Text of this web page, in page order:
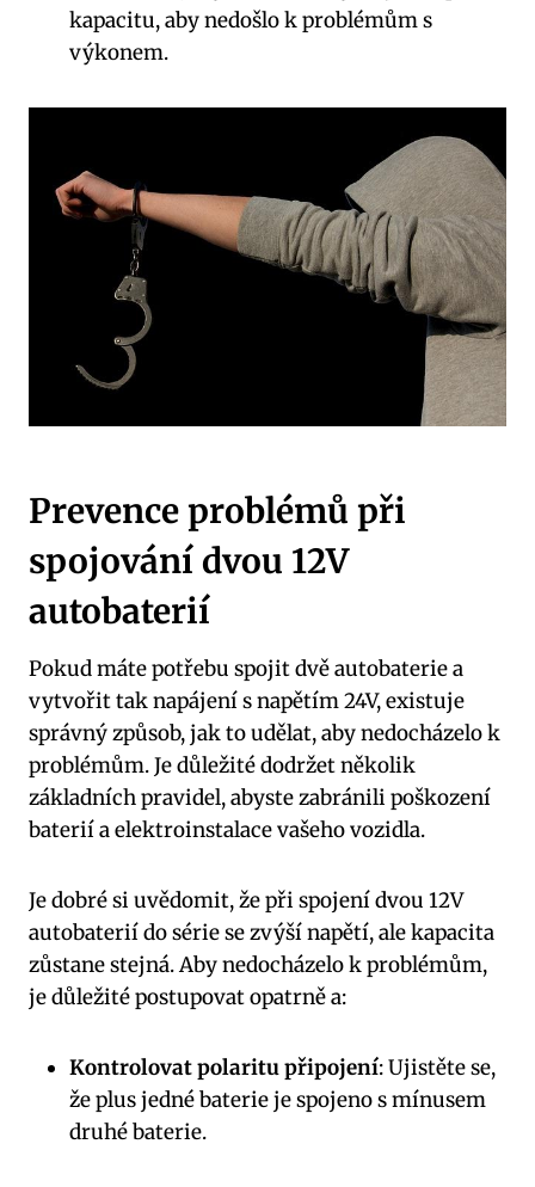
kapacitu, aby nedošlo k problémům s
výkonem.
Prevence problémů při
spojování dvou 12V
autobaterií
Pokud máte potřebu spojit dvě autobaterie a
vytvořit tak napájení s napětím 24V, existuje
správný způsob, jak to udělat, aby nedocházelo k
problémům. Je důležité dodržet několik
základních pravidel, abyste zabránili poškození
baterií a elektroinstalace vašeho vozidla.
Je dobré si uvědomit, že při spojení dvou 12V
autobaterií do série se zvýší napětí, ale kapacita
zůstane stejná. Aby nedocházelo k problémům,
je důležité postupovat opatrně a:
Kontrolovat polaritu připojení: Ujistěte se,
že plus jedné baterie je spojeno s mínusem
druhé baterie.